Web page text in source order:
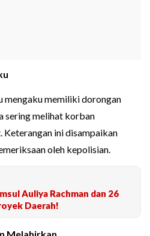
mengaku memiliki dorongan
sering melihat korban
Keterangan ini disampaikan
oleh kepolisian.
Auliya Rachman dan 26
Daerah!